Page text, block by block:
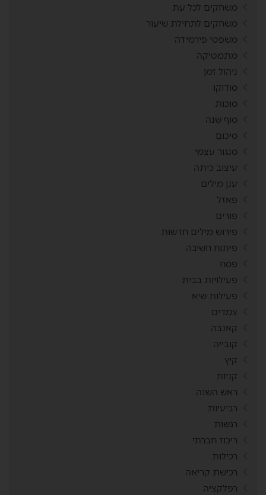
משחקים לכל עת
משחקים לתחילת שיעור
משפטי פירמידה
מתמטיקה
ניהול זמן
סודוקו
סוכות
סוף שנה
סיכום
סנגור עצמי
עיצוב כיתה
ענן מילים
פאזל
פורים
פירוש מילים חדשות
פיתוח חשיבה
פסח
פעילויות בבית
פעילות שיא
צמדים
קאנבה
קובייה
קיץ
קניות
ראש השנה
רביעיות
רגשות
ריכוז חברתי
רכילות
רכישת קריאה
רפלקציה